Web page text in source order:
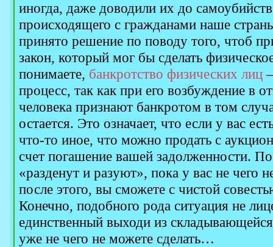
иногда, даже доводили их до
происходящего с гражданами наше
принято решение по поводу того, чтоб
закон, который мог бы сделать
понимаете, банкротство физических лиц
процесс, так как при его возбуждение в
человека признают банкротом в том
остается. Это означает, что если у вас
что-то иное, что можно продать с
счет погашение вашей задолженности.
«разденут и разуют», пока у вас не чего
после этого, вы сможете с чистой
Конечно, подобного рода ситуация не
единственный выходи из
уже не чего не можете сделать…